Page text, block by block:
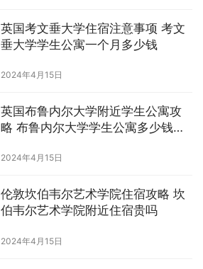
英国考文垂大学住宿注意事项 考文
垂大学学生公寓一个月多少钱
2024年4月15日
英国布鲁内尔大学附近学生公寓攻
略 布鲁内尔大学学生公寓多少钱一
2024年4月15日
伦敦坎伯韦尔艺术学院住宿攻略 坎
伯韦尔艺术学院附近住宿贵吗
2024年4月15日